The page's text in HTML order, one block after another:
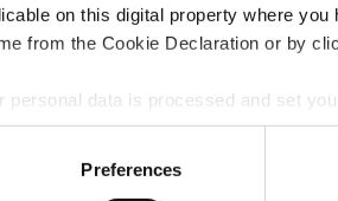
on this digital property where
from the Cookie Declaration or by
personal data is processed and set
our site with our social media,
Preferences